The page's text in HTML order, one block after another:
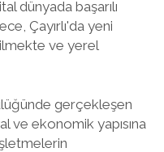
dünyada başarılı
Çayırlı'da yeni
ve yerel
gerçekleşen
ve ekonomik yapısına